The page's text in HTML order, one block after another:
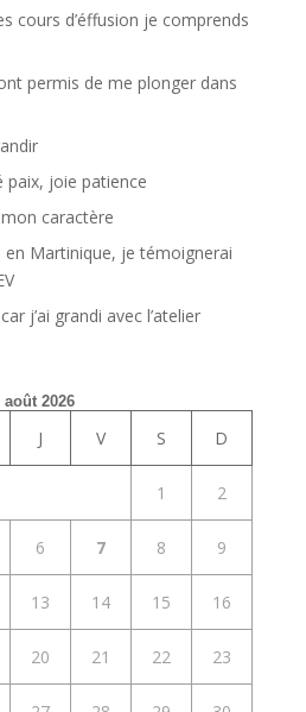
cours d’éffusion je comprends
permis de me plonger dans
paix, joie patience
caractère
Martinique, je témoignerai
j’ai grandi avec l’atelier
août 2026
J V S D
1 2
6 7 8 9
13 14 15 16
20 21 22 23